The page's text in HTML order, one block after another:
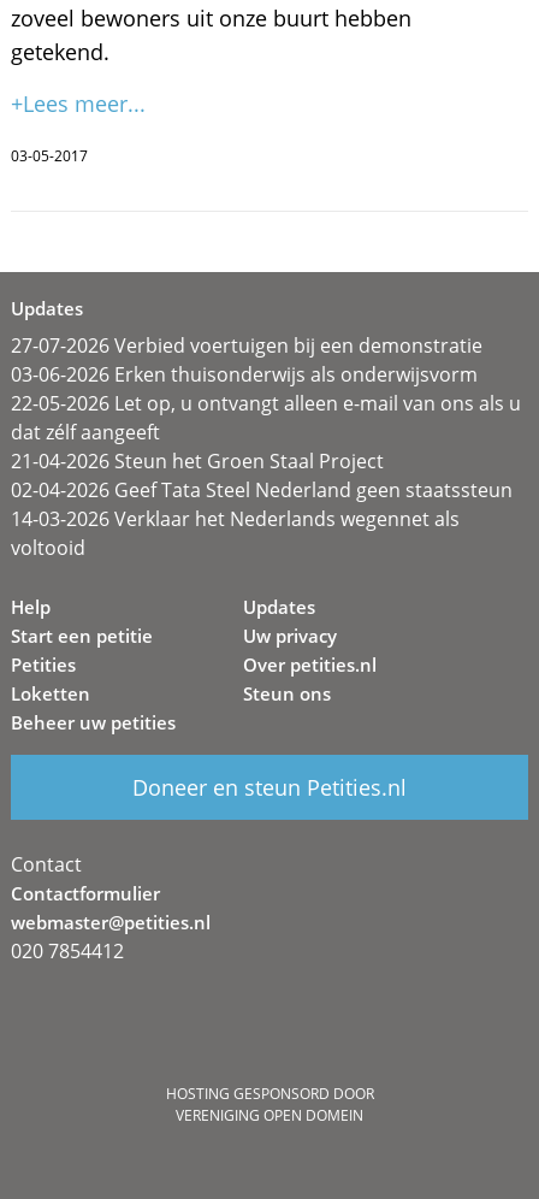
zoveel bewoners uit onze buurt hebben
getekend.
+Lees meer...
03-05-2017
Updates
27-07-2026 Verbied voertuigen bij een demonstratie
03-06-2026 Erken thuisonderwijs als onderwijsvorm
22-05-2026 Let op, u ontvangt alleen e-mail van ons als u
dat zélf aangeeft
21-04-2026 Steun het Groen Staal Project
02-04-2026 Geef Tata Steel Nederland geen staatssteun
14-03-2026 Verklaar het Nederlands wegennet als
voltooid
Help
Start een petitie
Petities
Loketten
Beheer uw petities
Updates
Uw privacy
Over petities.nl
Steun ons
Doneer en steun Petities.nl
Contact
Contactformulier
webmaster@petities.nl
020 7854412
HOSTING GESPONSORD DOOR
VERENIGING OPEN DOMEIN